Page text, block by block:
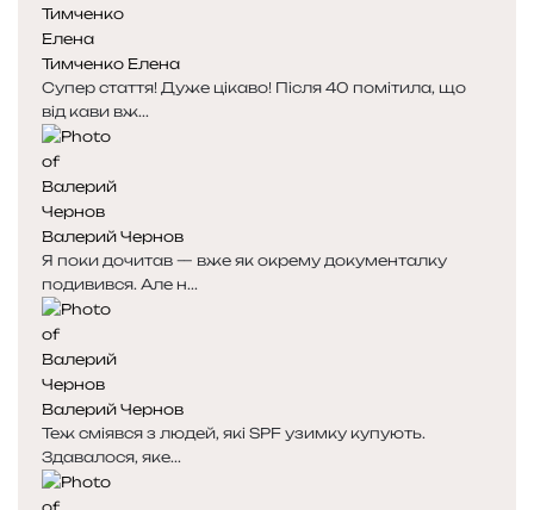
Тимченко Елена
Супер стаття! Дуже цікаво! Після 40 помітила, що
від кави вж...
Валерий Чернов
Я поки дочитав — вже як окрему документалку
подивився. Але н...
Валерий Чернов
Теж сміявся з людей, які SPF узимку купують.
Здавалося, яке...